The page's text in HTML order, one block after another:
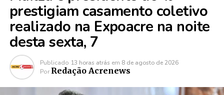
prestigiam casamento coletivo
realizado na Expoacre na noite
desta sexta, 7
Publicado 13 horas atrás em 8 de agosto de 2026
Por Redação Acrenews